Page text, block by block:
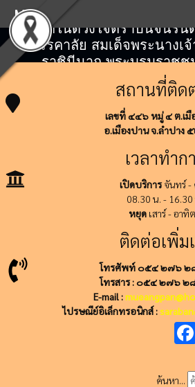
"สถิตในดวงใจตราบนิจนิรัน
สวรรคาลัย สมเด็จพระนางเ
ราชินีนาถ พระบรมราช
สถานที่ติด
เลขที่ ๔๔๖ หมู่ ๔ ต.เมื
อ.เมืองปาน จ.ลำปาง
เวลาทำก
เปิดบริการจันทร์ -
08.30 น. - 16.30
หยุดเสาร์ - อาทิ
ติดต่อเพิ่ม
โทรศัพท์ ๐๕๔ ๒๗๖ ๒
โทรสาร : ๐๕๔ ๒๗๖ ๒
E-mail :
ไปรษณีย์อิเล็กทรอนิกส์ :
ค้นหา...
Menu